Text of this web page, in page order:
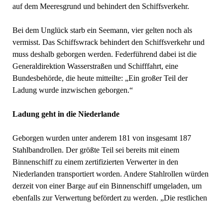
auf dem Meeresgrund und behindert den Schiffsverkehr.
Bei dem Unglück starb ein Seemann, vier gelten noch als
vermisst. Das Schiffswrack behindert den Schiffsverkehr und
muss deshalb geborgen werden. Federführend dabei ist die
Generaldirektion Wasserstraßen und Schifffahrt, eine
Bundesbehörde, die heute mitteilte: „Ein großer Teil der
Ladung wurde inzwischen geborgen.“
Ladung geht in die Niederlande
Geborgen wurden unter anderem 181 von insgesamt 187
Stahlbandrollen. Der größte Teil sei bereits mit einem
Binnenschiff zu einem zertifizierten Verwerter in den
Niederlanden transportiert worden. Andere Stahlrollen würden
derzeit von einer Barge auf ein Binnenschiff umgeladen, um
ebenfalls zur Verwertung befördert zu werden. „Die restlichen